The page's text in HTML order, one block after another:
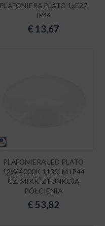
PLAFONIERA PLATO 1xE27
IP44
€ 13,67
PLAFONIERA LED PLATO
12W 4000K 1130LM IP44
CZ. MIKR. Z FUNKCJĄ
PÓŁCIENIA
€53,82